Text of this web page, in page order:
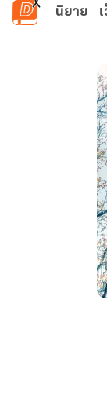
ข้ามไปยังเนื้อหาหลั
นิยาย